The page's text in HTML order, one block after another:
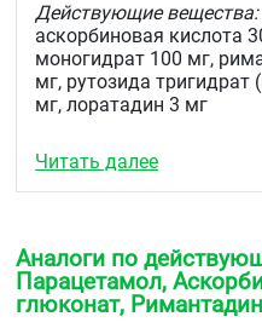
Действующие вещества:
аскорбиновая кислота
моногидрат 100 мг,
мг, рутозида тригидрат
мг, лоратадин 3 мг
гипромеллоза 10 мг,
20 мг, лактозы
черносмородиновый) 21
Описание
Читать далее
Аналоги по
Парацетамол,
глюконат,